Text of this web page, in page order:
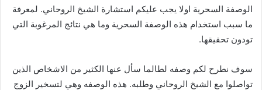
الوصفة السحرية اولا يجب عليكم استشارة الشيخ الروحاني. لمعرفة
ما سبب استخدام هذه الوصفة السحرية وما هي نتائج المرغوبة التي
تودون تحقيقها.
سوف نطرح لكم وصفه لطالما سأل عنها الكثير من الاشخاص الذين
تواصلوا مع الشيخ الروحاني وطلبه. هذه الوصفه وهي لتسخير الزوج